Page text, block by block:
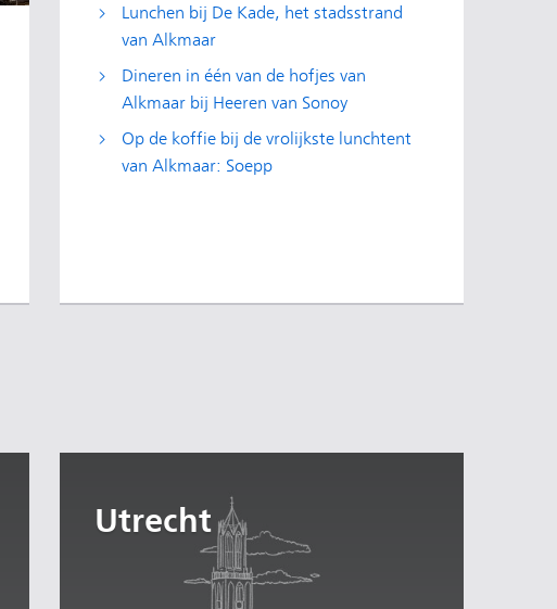
Lunchen bij De Kade, het stadsstrand
van Alkmaar
Dineren in één van de hofjes van
Alkmaar bij Heeren van Sonoy
Op de koffie bij de vrolijkste lunchtent
van Alkmaar: Soepp
Utrecht